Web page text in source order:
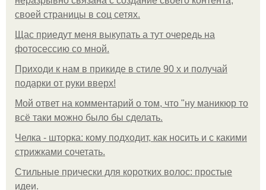
своей страницы в соц сетях.
Щас приедут меня выкупать а тут очередь на
фотосессию со мной.
Приходи к нам в прикиде в стиле 90 х и получай
подарки от руки вверх!
Мой ответ на комментарий о том, что "ну маникюр то
всё таки можно было бы сделать.
Челка - шторка: кому подходит, как носить и с какими
стрижками сочетать.
Стильные прически для коротких волос: простые
идеи.